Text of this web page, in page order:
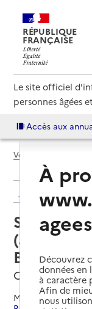
RÉPUBLIQUE
FRANÇAISE
Le site officiel
personnes âgées
Accès aux
Voir le fil d’Ariane
Retour aux
Service
(aide) –
Bourgogne
Chéroy,
Mis à jour le23/
À
Découvrez
données
à caractère
Afin de
nous